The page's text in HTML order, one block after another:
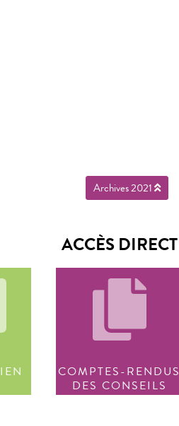
Archives 2021
ACCÈS DIRECT
COMPTES-RENDUS
DES CONSEILS